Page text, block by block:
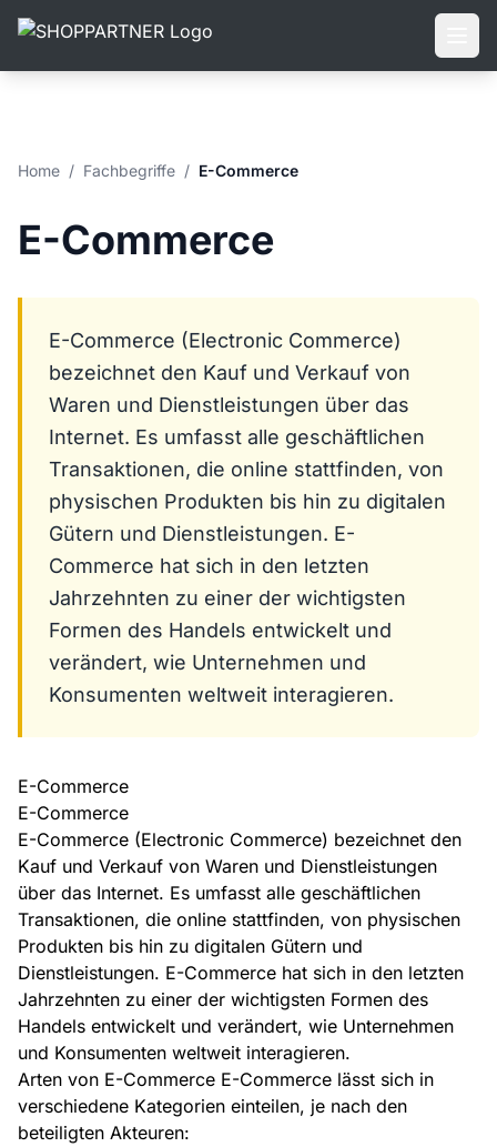
Home / Fachbegriffe / E-Commerce
E-Commerce
E-Commerce (Electronic Commerce)
bezeichnet den Kauf und Verkauf von
Waren und Dienstleistungen über das
Internet. Es umfasst alle geschäftlichen
Transaktionen, die online stattfinden, von
physischen Produkten bis hin zu digitalen
Gütern und Dienstleistungen. E-
Commerce hat sich in den letzten
Jahrzehnten zu einer der wichtigsten
Formen des Handels entwickelt und
verändert, wie Unternehmen und
Konsumenten weltweit interagieren.
E-Commerce
E-Commerce
E-Commerce (Electronic Commerce) bezeichnet den
Kauf und Verkauf von Waren und Dienstleistungen
über das Internet. Es umfasst alle geschäftlichen
Transaktionen, die online stattfinden, von physischen
Produkten bis hin zu digitalen Gütern und
Dienstleistungen. E-Commerce hat sich in den letzten
Jahrzehnten zu einer der wichtigsten Formen des
Handels entwickelt und verändert, wie Unternehmen
und Konsumenten weltweit interagieren.
Arten von E-Commerce E-Commerce lässt sich in
verschiedene Kategorien einteilen, je nach den
beteiligten Akteuren: